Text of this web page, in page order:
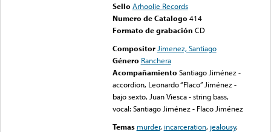
Sello Arhoolie Records
Numero de Catalogo 414
Formato de grabación CD
Compositor Jimenez, Santiago
Género Ranchera
Acompañamiento Santiago Jiménez -
accordion, Leonardo “Flaco” Jiménez -
bajo sexto, Juan Viesca - string bass,
vocal: Santiago Jiménez - Flaco Jiménez
Temas murder, incarceration, jealousy,